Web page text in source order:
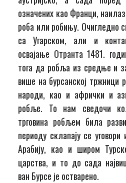
означених као Франци,
роба или робињу. Очигледно
са Угарском, али и
освајање Отранта 1481.
тога да робља из средње и
више на бурсанској тржници
народи, као и афрички и
робље. То нам сведочи
трговина робљем била
периоду склапају се
Арабију, као и широм
царства, и то до сада
ван Бурсе је остварено.